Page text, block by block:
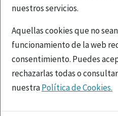
nuestros servicios.
Aquellas cookies que no
funcionamiento de la web
consentimiento. Puedes
rechazarlas todas o
nuestraPolítica de Cookies.
Toda la información incluida